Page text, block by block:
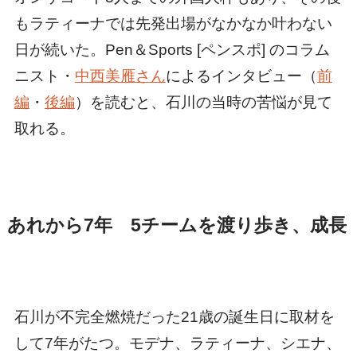
もラティーナでは先発出場がなかなか叶わない
日が続いた。Pen＆Sports [ペンスポ] のコラム
ニスト・ 中西美雁さんによるインタビュー（前
編 ・ 後編）を読むと、石川の当時の苦悩が見て
取れる。
あれから7年 5チームを渡り歩き、成長
石川が不完全燃焼だった21歳の誕生日に取材を
して7年がたつ。モデナ、ラティーナ、シエナ、